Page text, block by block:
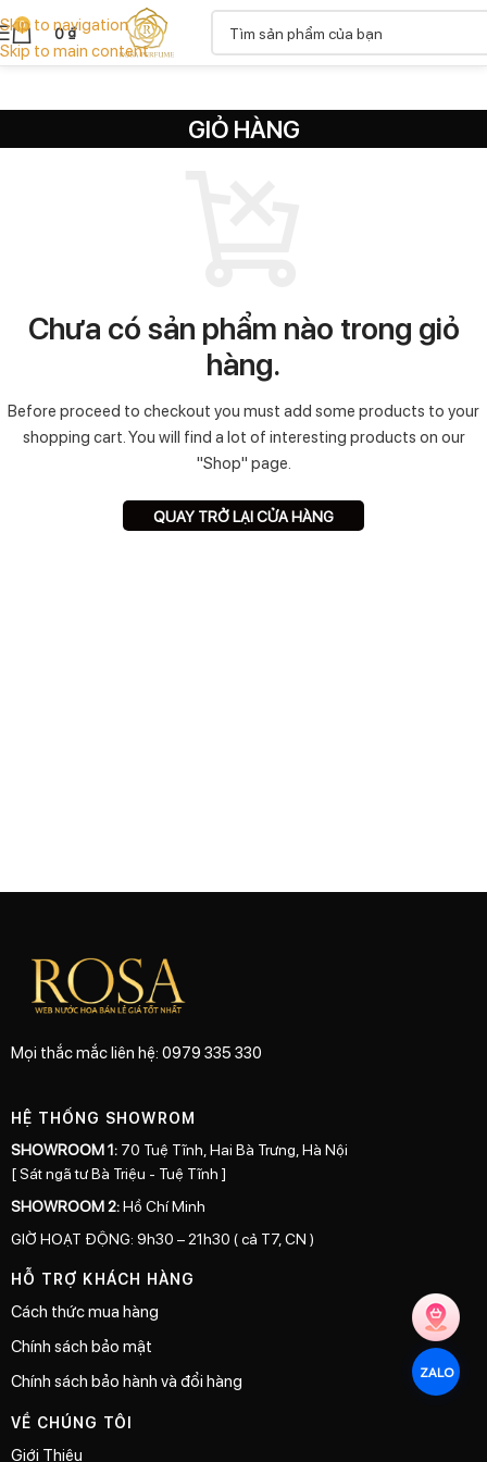
ZALO
Skip to navigation
Skip to main content
0 0₫
GIỎ HÀNG
Chưa có sản phẩm nào trong giỏ
hàng.
Before proceed to checkout you must add some products to your
shopping cart.You will find a lot of interesting products on our
"Shop" page.
QUAY TRỞ LẠI CỬA HÀNG
Mọi thắc mắc liên hệ: 0979 335 330
HỆ THỐNG SHOWROM
SHOWROOM 1: 70 Tuệ Tĩnh, Hai Bà Trưng, Hà Nội
[ Sát ngã tư Bà Triệu - Tuệ Tĩnh ]
SHOWROOM 2:Hồ Chí Minh
GIỜ HOẠT ĐỘNG: 9h30 – 21h30 ( cả T7, CN )
HỖ TRỢ KHÁCH HÀNG
Cách thức mua hàng
Chính sách bảo mật
Chính sách bảo hành và đổi hàng
VỀ CHÚNG TÔI
Giới Thiệu